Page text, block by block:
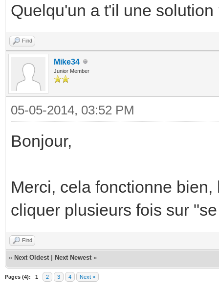
Quelqu'un a t'il une solution
Find
Mike34
Junior Member
05-05-2014, 03:52 PM
Bonjour,
Merci, cela fonctionne
cliquer plusieurs fois sur
Find
« Next Oldest Next Newest »
Pages (4): 1 2 3 4 Next »